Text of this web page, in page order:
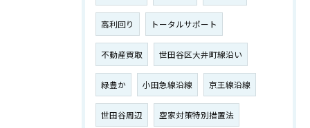
高利回り トータルサポート
不動産買取 世田谷区大井町線沿い
緑豊か 小田急線沿線 京王線沿線
世田谷周辺 空家対策特別措置法